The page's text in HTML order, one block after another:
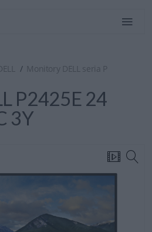
Monitory DELL seria P
P2425E 24
3Y